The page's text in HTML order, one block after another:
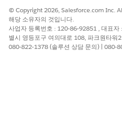
© Copyright 2026, Salesforce.com Inc.
해당 소유자의 것입니다.
사업자 등록번호 : 120-86-92851 , 대표
별시 영등포구 여의대로 108, 파크원타워
080-822-1378 (솔루션 상담 문의) | 080-